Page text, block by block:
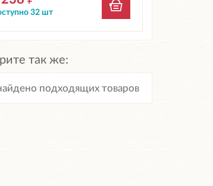
32 шт
так же:
подходящих товаров